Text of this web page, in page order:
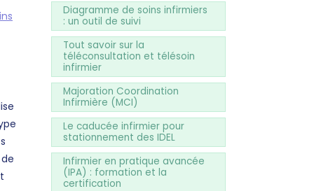
Diagramme de soins infirmiers
: un outil de suivi
Tout savoir sur la
téléconsultation et télésoin
infirmier
Majoration Coordination
Infirmière (MCI)
Le caducée infirmier pour
stationnement des IDEL
Infirmier en pratique avancée
(IPA) : formation et la
certification